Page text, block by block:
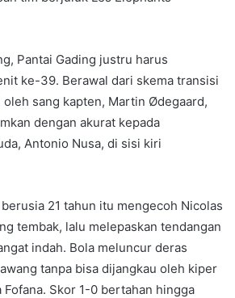
Pantai Gading justru harus
ke-39. Berawal dari skema transisi
sang kapten, Martin Ødegaard,
dengan akurat kepada
Antonio Nusa, di sisi kiri
21 tahun itu mengecoh Nicolas
tembak, lalu melepaskan tendangan
indah. Bola meluncur deras
tanpa bisa dijangkau oleh kiper
Fofana. Skor 1-0 bertahan hingga